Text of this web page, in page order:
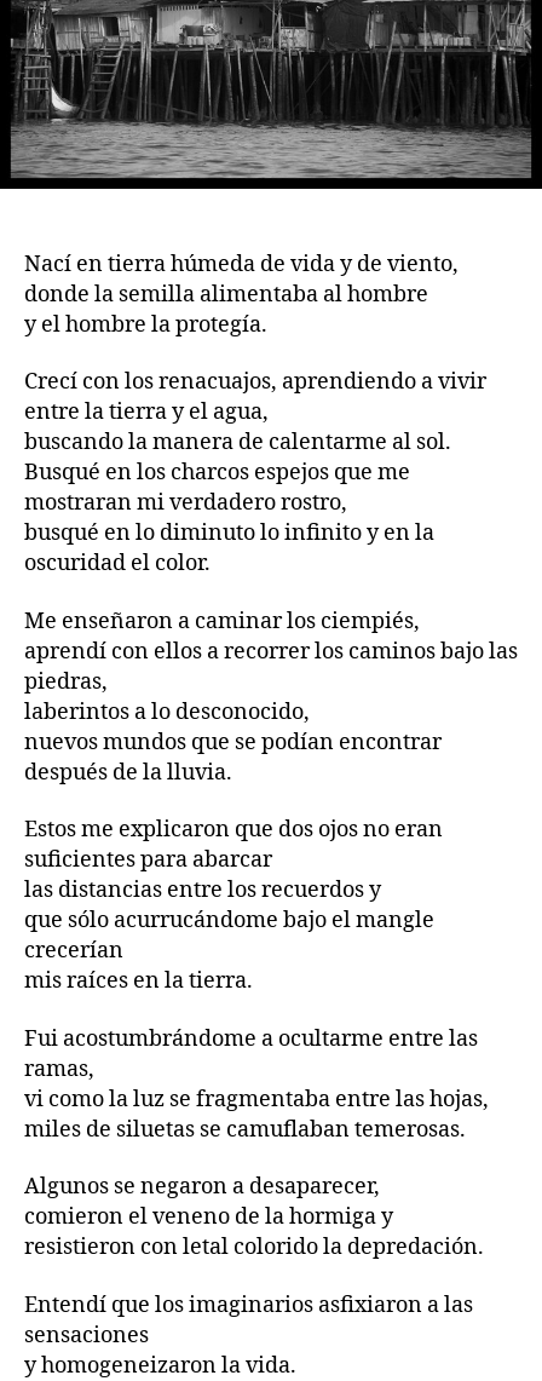
Nací en tierra húmeda de vida y de viento,
donde la semilla alimentaba al hombre
y el hombre la protegía.
Crecí con los renacuajos, aprendiendo a vivir
entre la tierra y el agua,
buscando la manera de calentarme al sol.
Busqué en los charcos espejos que me
mostraran mi verdadero rostro,
busqué en lo diminuto lo infinito y en la
oscuridad el color.
Me enseñaron a caminar los ciempiés,
aprendí con ellos a recorrer los caminos bajo las
piedras,
laberintos a lo desconocido,
nuevos mundos que se podían encontrar
después de la lluvia.
Estos me explicaron que dos ojos no eran
suficientes para abarcar
las distancias entre los recuerdos y
que sólo acurrucándome bajo el mangle
crecerían
mis raíces en la tierra.
Fui acostumbrándome a ocultarme entre las
ramas,
vi como la luz se fragmentaba entre las hojas,
miles de siluetas se camuflaban temerosas.
Algunos se negaron a desaparecer,
comieron el veneno de la hormiga y
resistieron con letal colorido la depredación.
Entendí que los imaginarios asfixiaron a las
sensaciones
y homogeneizaron la vida.